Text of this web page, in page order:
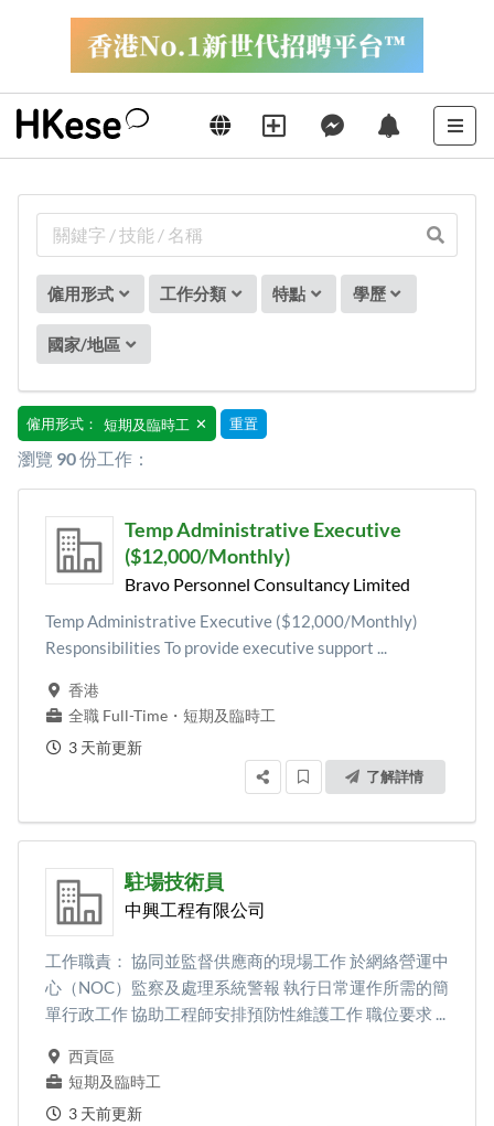
僱用形式 工作分類 特點 學歷
國家/地區
僱用形式： 短期及臨時工 ✕ 重置
瀏覽 90份工作：
Temp Administrative Executive
($12,000/Monthly)
Bravo Personnel Consultancy Limited
Temp Administrative Executive ($12,000/Monthly)
Responsibilities To provide executive support ...
香港
全職 Full-Time・ 短期及臨時工
3 天前更新
了解詳情
駐場技術員
中興工程有限公司
工作職責： 協同並監督供應商的現場工作 於網絡營運中
心（NOC）監察及處理系統警報 執行日常運作所需的簡
單行政工作 協助工程師安排預防性維護工作 職位要求 ...
西貢區
短期及臨時工
3 天前更新